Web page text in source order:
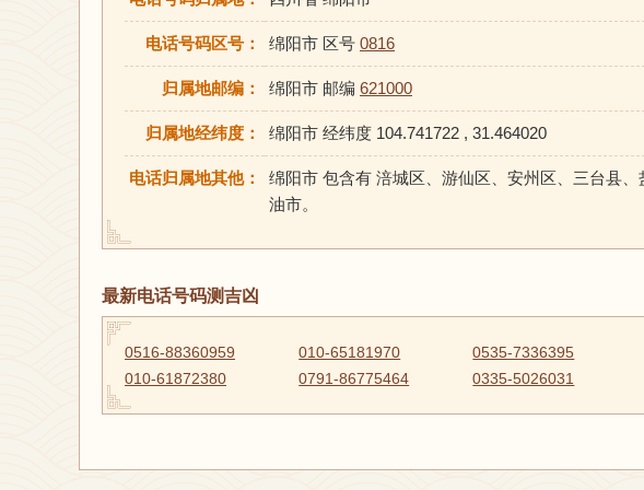
电话号码区号： 绵阳市 区号 0816
归属地邮编： 绵阳市 邮编 621000
归属地经纬度： 绵阳市 经纬度 104.741722 , 31.464020
电话归属地其他：
绵阳市 包含有 涪城区、游仙区、安州区、三台县
油市。
最新电话号码测吉凶
0516-88360959 010-65181970 0535-7336395
010-61872380
0791-86775464 0335-5026031